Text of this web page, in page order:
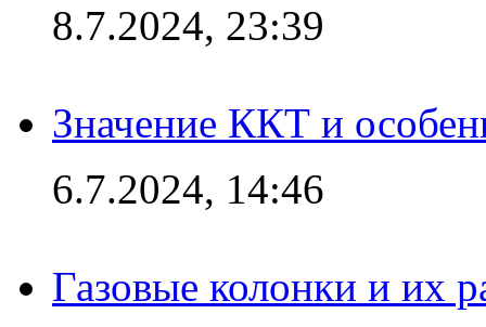
8.7.2024, 23:39
Значение ККТ и
6.7.2024, 14:46
Газовые колонки и их